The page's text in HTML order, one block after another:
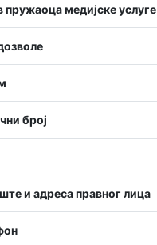
пружаоца медијске услуге
број
и адреса правног лица